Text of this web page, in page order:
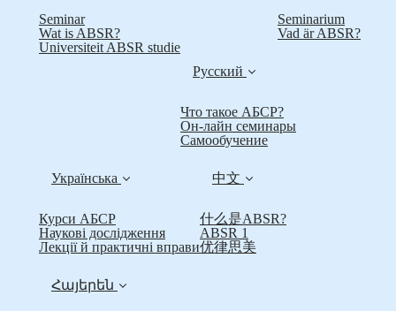
Seminar
Wat is ABSR?
Universiteit ABSR studie
Seminarium
Vad är ABSR?
Русский
Что такое АБСР?
Он-лайн семинары
Самообучение
Українська
Курси АБСР
Наукові дослідження
Лекції й практичні вправи
中文
什么是ABSR?
ABSR 1
优律思美
Հայերեն